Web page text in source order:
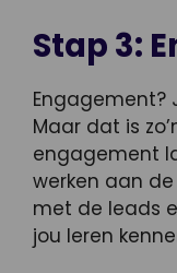
Stap 3:
Engagement?
Maar dat is
engagement
werken aan
met de leads
jou leren